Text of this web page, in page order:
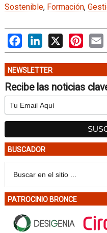
Sostenible, Formación,
FacebookLinkedIn
X
NEWSLETTER
Recibe las noticias
BUSCADOR
PATROCINIO BRONCE